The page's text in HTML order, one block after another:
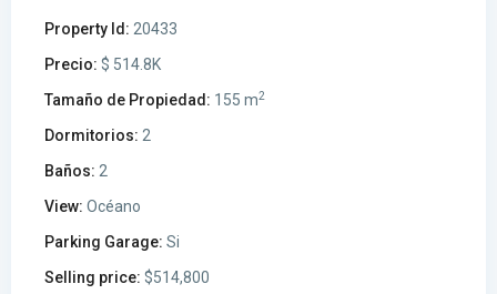
Property Id: 20433
Precio: $ 514.8K
Tamaño de Propiedad: 155 m2
Dormitorios: 2
Baños: 2
View: Océano
Parking Garage: Si
Selling price: $514,800